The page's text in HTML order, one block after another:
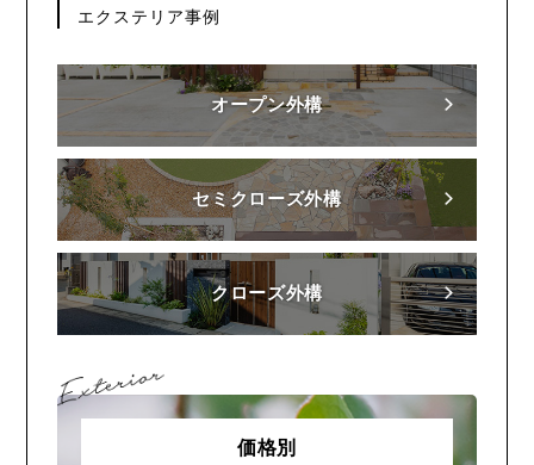
エクステリア事例
オープン外構
セミクローズ外構
クローズ外構
価格別